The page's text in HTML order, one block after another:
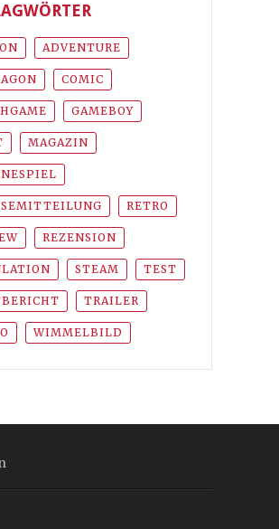
ADVENTURE
COMIC
GAMEBOY
MAGAZIN
RETRO
REZENSION
STEAM TEST
TRAILER
WIMMELBILD